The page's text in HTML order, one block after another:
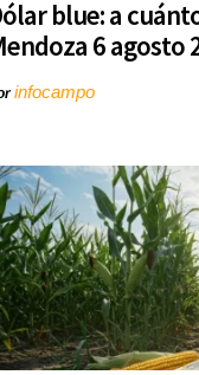
blue: a
6 agosto
infocampo